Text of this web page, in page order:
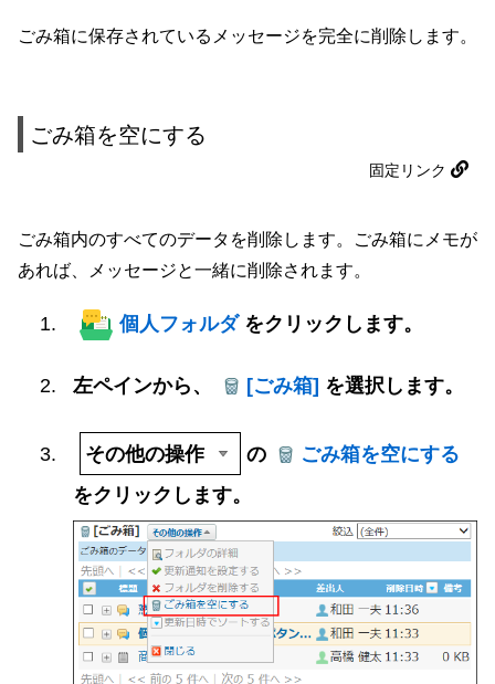
ごみ箱に保存されているメッセージを完全に削除します。
ごみ箱を空にする
固定リンク
ごみ箱内のすべてのデータを削除します。ごみ箱にメモが
あれば、メッセージと一緒に削除されます。
個人フォルダ をクリックします。
左ペインから、 [ごみ箱] を選択します。
その他の操作 の
ごみ箱を空にする
をクリックします。